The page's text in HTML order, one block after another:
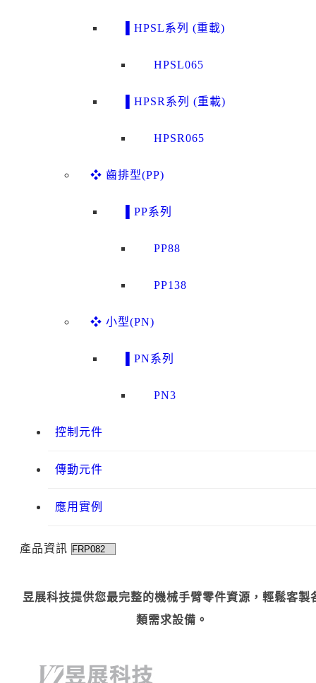
▌HPSL系列 (重載)
HPSL065
▌HPSR系列 (重載)
HPSR065
❖ 齒排型(PP)
▌PP系列
PP88
PP138
❖ 小型(PN)
▌PN系列
PN3
控制元件
傳動元件
應用實例
產品資訊
昱展科技提供您最完整的機械手臂零件資源，輕鬆客製
類需求設備。